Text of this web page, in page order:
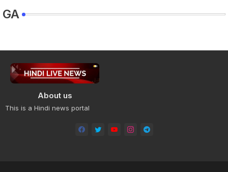
GA
About us
This is a Hindi news portal